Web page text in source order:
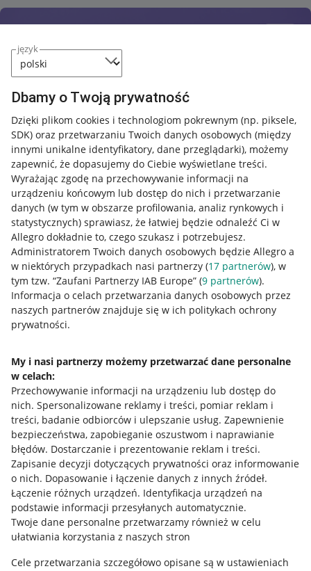
język
Dbamy o Twoją prywatność
Dzięki plikom cookies i technologiom pokrewnym (np. piksele,
SDK) oraz przetwarzaniu Twoich danych osobowych (między
innymi unikalne identyfikatory, dane przeglądarki), możemy
zapewnić, że dopasujemy do Ciebie wyświetlane treści.
Wyrażając zgodę na przechowywanie informacji na
urządzeniu końcowym lub dostęp do nich i przetwarzanie
danych (w tym w obszarze profilowania, analiz rynkowych i
statystycznych) sprawiasz, że łatwiej będzie odnaleźć Ci w
Allegro dokładnie to, czego szukasz i potrzebujesz.
Administratorem Twoich danych osobowych będzie Allegro a
w niektórych przypadkach nasi partnerzy (17 partnerów), w
tym tzw. “Zaufani Partnerzy IAB Europe” (9 partnerów).
Informacja o celach przetwarzania danych osobowych przez
naszych partnerów znajduje się w ich politykach ochrony
prywatności.
My i nasi partnerzy możemy przetwarzać dane personalne
w celach:
Przechowywanie informacji na urządzeniu lub dostęp do
nich. Spersonalizowane reklamy i treści, pomiar reklam i
treści, badanie odbiorców i ulepszanie usług. Zapewnienie
bezpieczeństwa, zapobieganie oszustwom i naprawianie
błędów. Dostarczanie i prezentowanie reklam i treści.
Zapisanie decyzji dotyczących prywatności oraz informowanie
o nich. Dopasowanie i łączenie danych z innych źródeł.
Łączenie różnych urządzeń. Identyfikacja urządzeń na
podstawie informacji przesyłanych automatycznie.
Twoje dane personalne przetwarzamy również w celu
ułatwiania korzystania z naszych stron
Cele przetwarzania szczegółowo opisane są w ustawieniach
Przydatne informacje
Jak to działa
Allegro Gadane dla sprzedających
Allegro Gadane dla kupujących
Mapa miejscowości
Informacje prawne
Regulamin
Polityka plików "cookies"
Ustawienia plików "cookies"
Udostępnianie lokalizacji